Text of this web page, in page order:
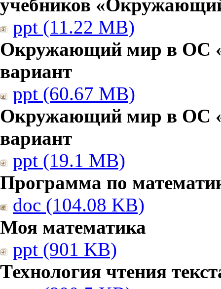
учебников
ppt (11.22 MB)
Окружающий мир в ОС
вариант
ppt (60.67 MB)
Окружающий мир в ОС
вариант
ppt (19.1 MB)
Программа по
doc (104.08 KB)
Моя математика
ppt (901 KB)
Технология чтения